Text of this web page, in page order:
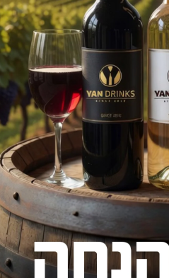
Best Choice
קמפרי 1 ליטר
מחיר אילת
95.00 ₪
79.90 ₪
מחיר רגיל
112.10 ₪
94.28 ₪